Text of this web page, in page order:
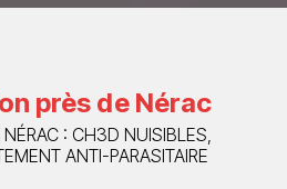
près de Nérac
: CH3D NUISIBLES,
ANTI-PARASITAIRE